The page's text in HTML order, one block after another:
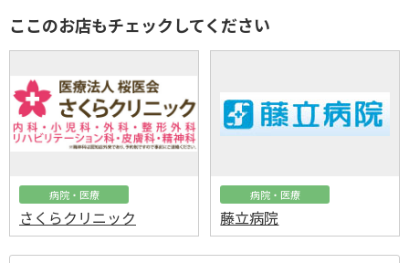
ここのお店もチェックしてください
病院・医療
さくらクリニック
病院・医療
藤立病院